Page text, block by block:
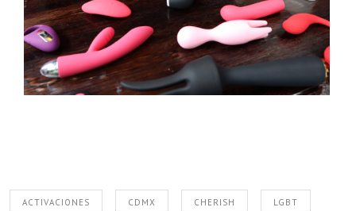
ACTIVACIONES CDMX CHERISH LGBT